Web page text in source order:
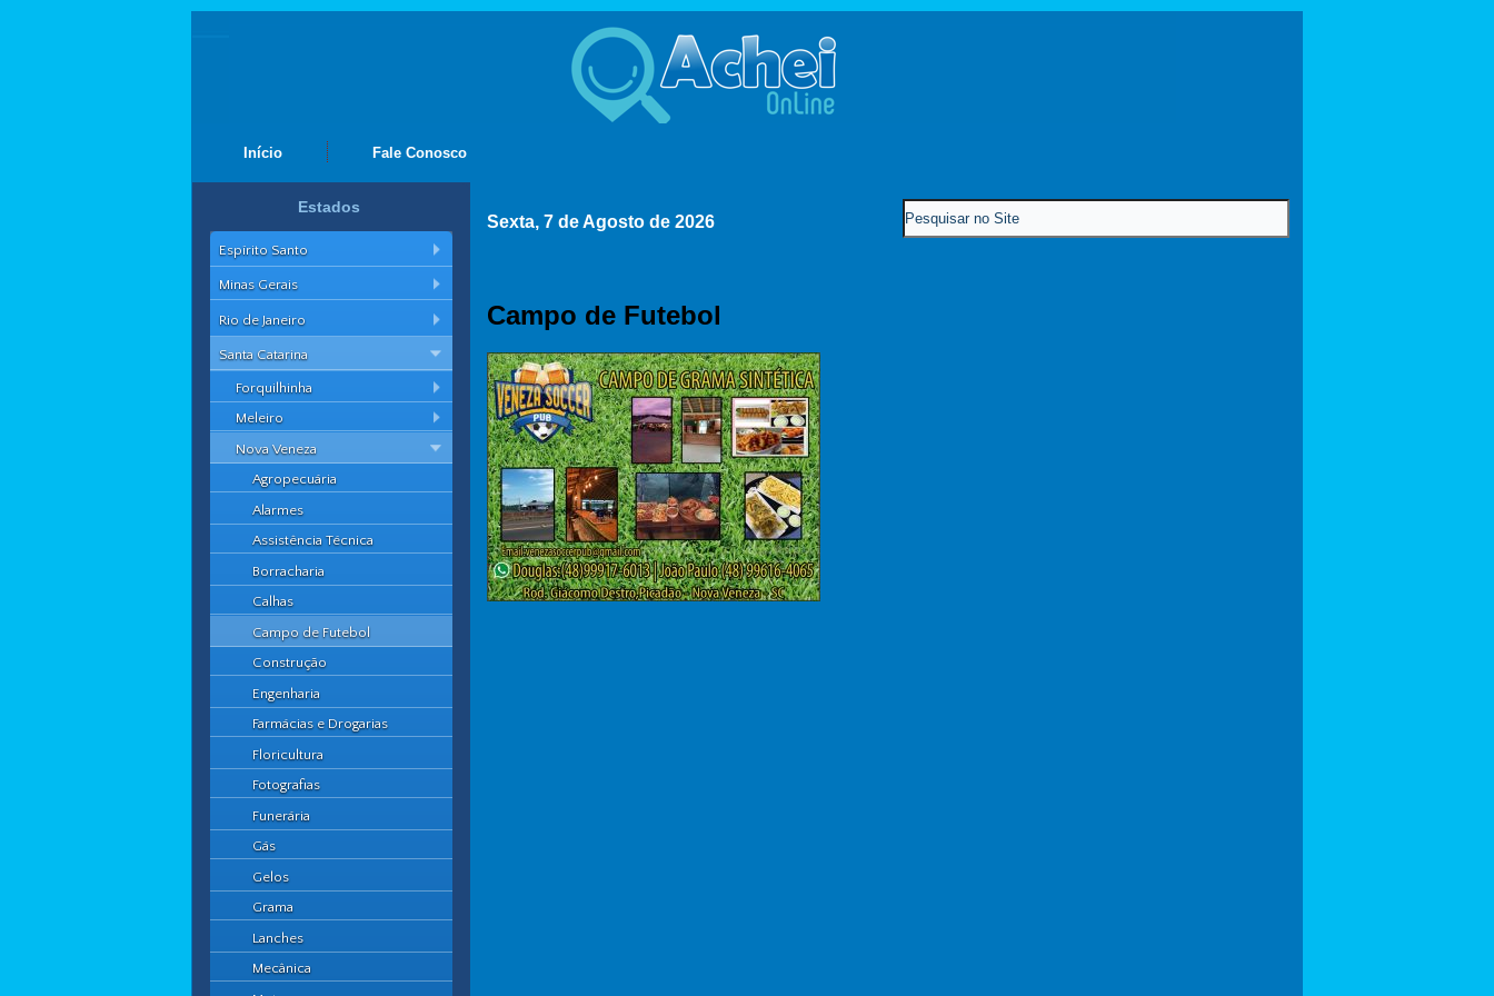
Início Fale Conosco
Estados
Espírito Santo
Minas Gerais
Rio de Janeiro
Santa Catarina
Forquilhinha
Meleiro
Nova Veneza
Agropecuária
Alarmes
Assistência Técnica
Borracharia
Calhas
Campo de Futebol
Construção
Engenharia
Farmácias e Drogarias
Floricultura
Fotografias
Funerária
Gás
Gelos
Grama
Lanches
Mecânica
Sexta, 7 de Agosto de 2026
Campo de Futebol